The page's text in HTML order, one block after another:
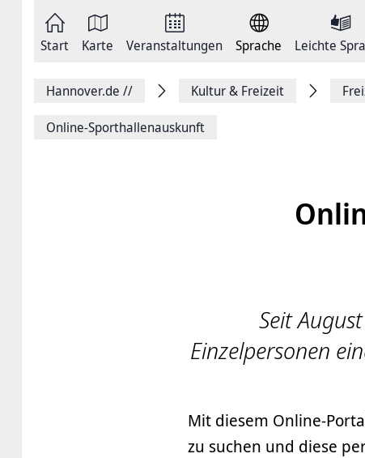
springen
Start Karte Veranstaltungen Sprache Leichte
FacebookHannover.de // Kultur & Freizeit
Online-Sporthallenauskunft
Seit
Einzelpersonen
Mit diesem Online-
zu suchen und diese